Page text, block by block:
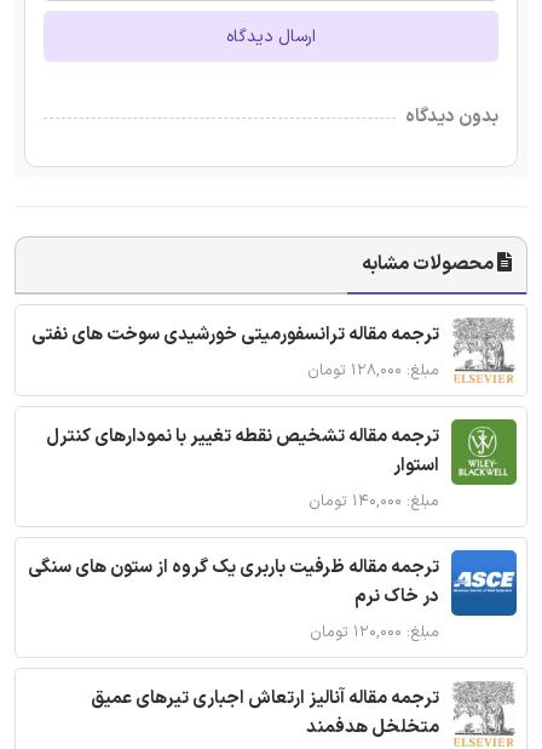
ارسال دیدگاه
بدون دیدگاه
محصولات مشابه
ترجمه مقاله ترانسفورمیتی خورشیدی سوخت های نفتی
مبلغ: ۱۲۸,۰۰۰ تومان
ترجمه مقاله تشخیص نقطه تغییر با نمودارهای کنترل
استوار
مبلغ: ۱۴۰,۰۰۰ تومان
ترجمه مقاله ظرفیت باربری یک گروه از ستون های سنگی
در خاک نرم
مبلغ: ۱۲۰,۰۰۰ تومان
ترجمه مقاله آنالیز ارتعاش اجباری تیرهای عمیق
متخلخل هدفمند